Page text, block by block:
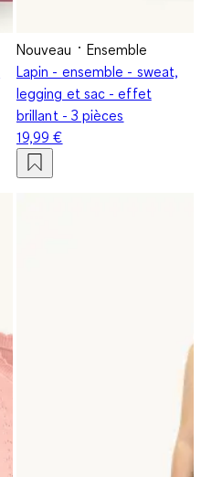
Nouveau
Ensemble
Lapin - ensemble - sweat,
legging et sac - effet
brillant - 3 pièces
19,99 €